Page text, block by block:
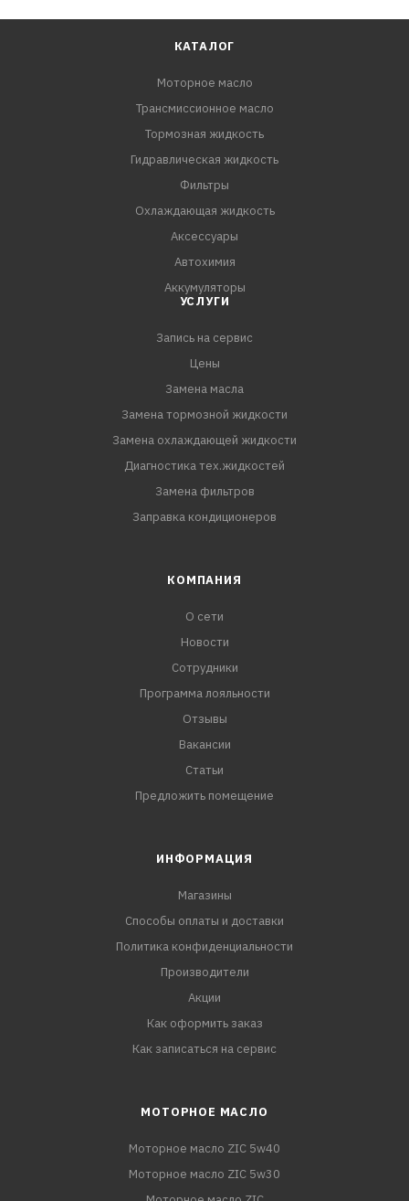
КАТАЛОГ
Моторное масло
Трансмиссионное масло
Тормозная жидкость
Гидравлическая жидкость
Фильтры
Охлаждающая жидкость
Аксессуары
Автохимия
Аккумуляторы
УСЛУГИ
Запись на сервис
Цены
Замена масла
Замена тормозной жидкости
Замена охлаждающей жидкости
Диагностика тех.жидкостей
Замена фильтров
Заправка кондиционеров
КОМПАНИЯ
О сети
Новости
Сотрудники
Программа лояльности
Отзывы
Вакансии
Статьи
Предложить помещение
ИНФОРМАЦИЯ
Магазины
Способы оплаты и доставки
Политика конфиденциальности
Производители
Акции
Как оформить заказ
Как записаться на сервис
МОТОРНОЕ МАСЛО
Моторное масло ZIC 5w40
Моторное масло ZIC 5w30